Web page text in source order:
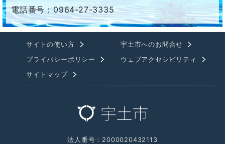
電話番号：0964-27-3335
サイトの使い方
宇土市へのお問合せ
プライバシーポリシー
ウェブアクセシビリティ
サイトマップ
法人番号：2000020432113